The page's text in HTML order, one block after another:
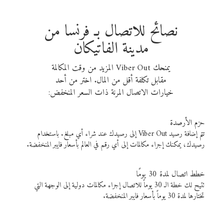
نصائح للاتصال بـ فرنسا من
مدينة الفاتيكان
يمنحك Viber Out المزيد من وقت المكالمة
مقابل تكلفة أقل من المال. اختر من أحد
خيارات الاتصال المرنة ذات السعر المنخفض:
حزم الأرصدة
تتم إضافة رصيد Viber Out إلى رصيدك عند شراء أي مبلغ. باستخدام
رصيدك، يمكنك إجراء مكالمات إلى أي رقم في العالم بأسعار فايبر المنخفضة.
خطط اتصال لمدة 30 يومًا
تتيح لك خطة الـ 30 يوماً للاتصال إجراء مكالمات دولية إلى الوجهة التي
تختارها لمدة 30 يوماً بأسعار فايبر المنخفضة.